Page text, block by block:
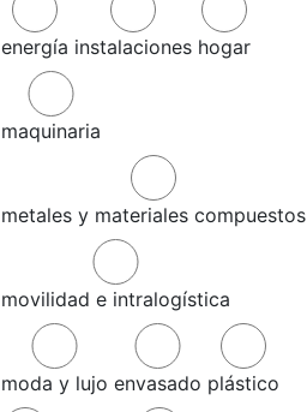
energía instalaciones hogar
maquinaria
metales y materiales compuestos
movilidad e intralogística
moda y lujo envasado plástico